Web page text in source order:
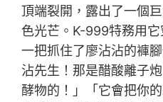
頂端裂開，露出了一個
色光芒。K-999特務用它
一把抓住了廖沾沾的褲
沾先生！那是醋酸離子
酵物的！」「它會把你